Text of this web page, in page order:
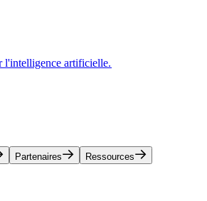
l'intelligence artificielle.​​
Partenaires​​ Ressources​​